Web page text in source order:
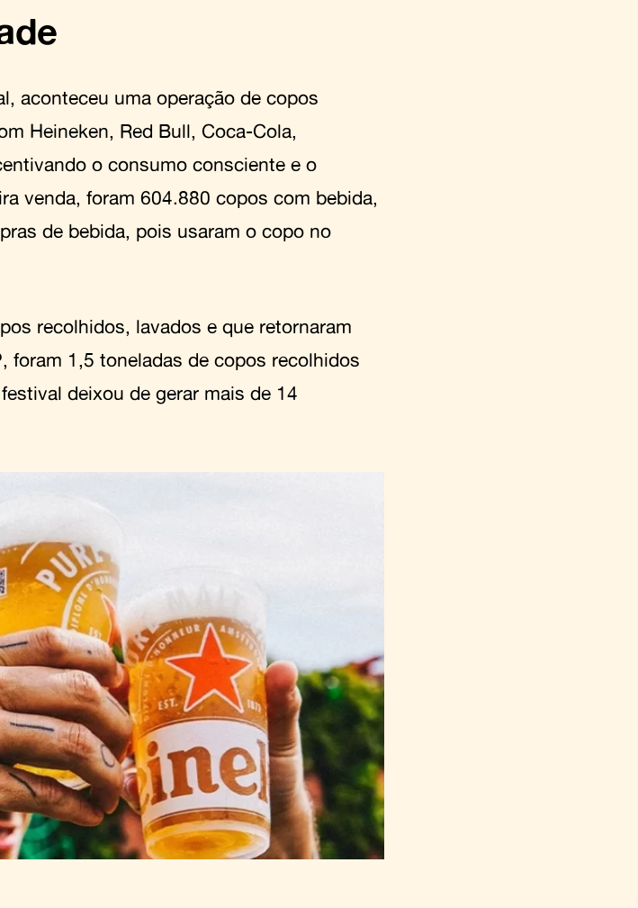
aconteceu uma operação de copos
Heineken, Red Bull, Coca-Cola,
o consumo consciente e o
venda, foram 604.880 copos com bebida,
de bebida, pois usaram o copo no
recolhidos, lavados e que retornaram
foram 1,5 toneladas de copos recolhidos
deixou de gerar mais de 14